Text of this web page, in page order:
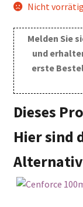
Nicht vorrätig
Melden Sie
und
erste
Dieses
Hier sind